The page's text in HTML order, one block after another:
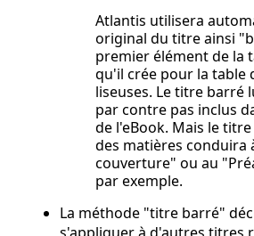
Atlantis utilisera
original du titre ainsi
premier élément de la
qu'il crée pour la table
liseuses. Le titre barré
par contre pas inclus
de l'eBook. Mais le
des matières conduira
couverture" ou au
par exemple.
La méthode "titre barré"